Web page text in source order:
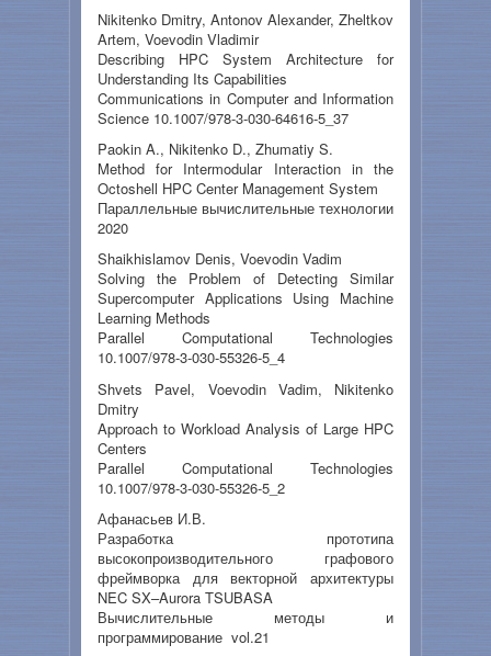
Nikitenko Dmitry, Antonov Alexander, Zheltkov
Artem, Voevodin Vladimir
Describing HPC System Architecture for
Understanding Its Capabilities
Communications in Computer and Information
Science 10.1007/978-3-030-64616-5_37
Paokin A., Nikitenko D., Zhumatiy S.
Method for Intermodular Interaction in the
Octoshell HPC Center Management System
Параллельные вычислительные технологии
2020
Shaikhislamov Denis, Voevodin Vadim
Solving the Problem of Detecting Similar
Supercomputer Applications Using Machine
Learning Methods
Parallel Computational Technologies
10.1007/978-3-030-55326-5_4
Shvets Pavel, Voevodin Vadim, Nikitenko
Dmitry
Approach to Workload Analysis of Large HPC
Centers
Parallel Computational Technologies
10.1007/978-3-030-55326-5_2
Афанасьев И.В.
Разработка прототипа
высокопроизводительного графового
фреймворка для векторной архитектуры
NEC SX–Aurora TSUBASA
Вычислительные методы и
программирование vol.21